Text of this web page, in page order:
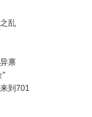
乱
禀
到701